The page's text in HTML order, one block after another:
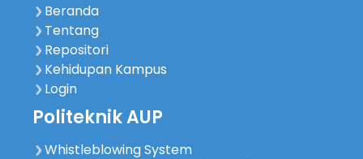
Beranda
Tentang
Repositori
Kehidupan Kampus
Login
Politeknik AUP
Whistleblowing System